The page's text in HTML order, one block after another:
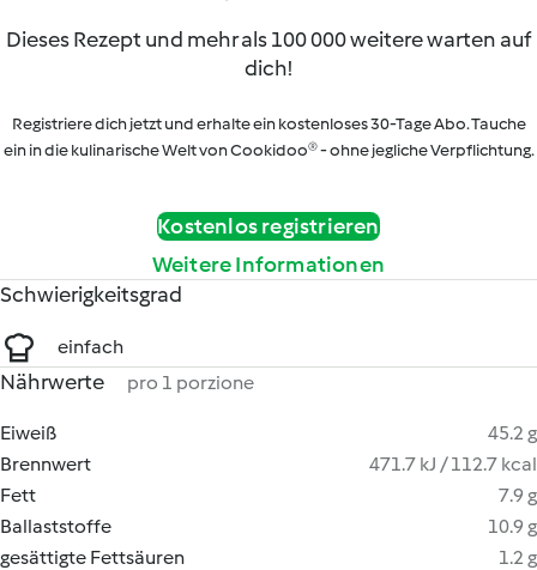
Dieses Rezept und mehr als 100 000 weitere warten auf
dich!
Registriere dich jetzt und erhalte ein kostenloses 30-Tage Abo. Tauche
ein in die kulinarische Welt von Cookidoo® - ohne jegliche Verpflichtung.
Kostenlos registrieren
Weitere Informationen
Schwierigkeitsgrad
einfach
Nährwerte pro 1 porzione
Eiweiß
45.2 g
Brennwert
471.7 kJ / 112.7 kcal
Fett
7.9 g
Ballaststoffe
10.9 g
gesättigte Fettsäuren
1.2 g